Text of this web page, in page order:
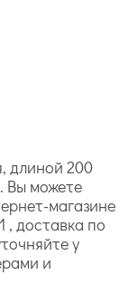
длиной 200
Вы можете
магазине
, доставка по
у
и